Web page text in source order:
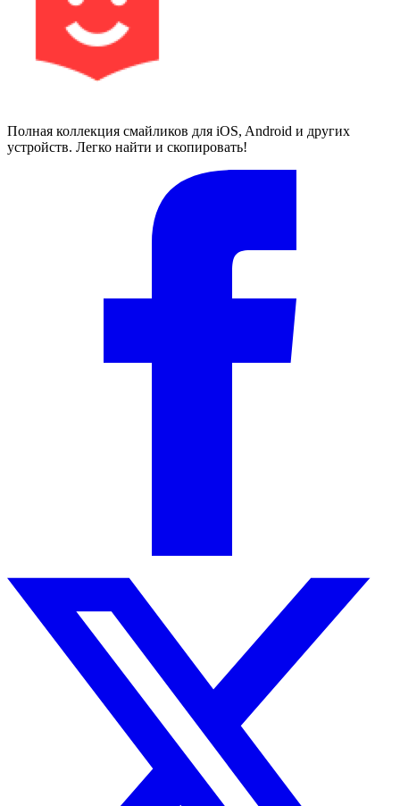
Полная коллекция смайликов для iOS, Android и других
устройств. Легко найти и скопировать!